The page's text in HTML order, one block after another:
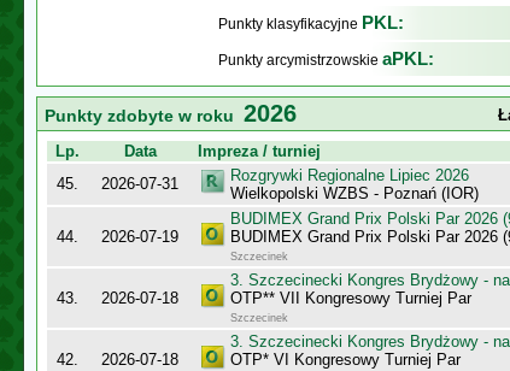
Punkty klasyfikacyjne PKL:
Punkty arcymistrzowskie aPKL:
Punkty zdobyte w roku 2026
Lp. Data Impreza / turniej
45.
2026-07-31
Rozgrywki Regionalne Lipiec 2026
Wielkopolski WZBS - Poznań (IOR)
44. 2026-07-19
BUDIMEX Grand Prix Polski Par 2026
BUDIMEX Grand Prix Polski Par 2026
Szczecinek
43. 2026-07-18
3. Szczecinecki Kongres Brydżowy - na
OTP** VII Kongresowy Turniej Par
Szczecinek
42. 2026-07-18
3. Szczecinecki Kongres Brydżowy - na
OTP* VI Kongresowy Turniej Par